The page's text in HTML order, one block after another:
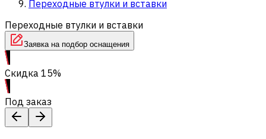
Переходные втулки и вставки
Переходные втулки и вставки
Заявка на подбор оснащения
Скидка 15%
Под заказ